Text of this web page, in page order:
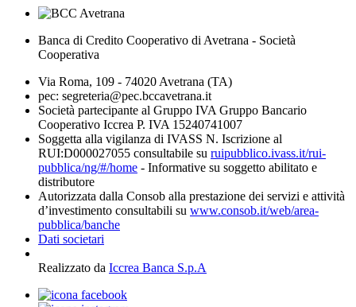
Banca di Credito Cooperativo di Avetrana - Società
Cooperativa
Via Roma, 109 - 74020 Avetrana (TA)
pec: segreteria@pec.bccavetrana.it
Società partecipante al Gruppo IVA Gruppo Bancario
Cooperativo Iccrea P. IVA 15240741007
Soggetta alla vigilanza di IVASS N. Iscrizione al
RUI:D000027055 consultabile su ruipubblico.ivass.it/rui-
pubblica/ng/#/home - Informative su soggetto abilitato e
distributore
Autorizzata dalla Consob alla prestazione dei servizi e attività
d’investimento consultabili su www.consob.it/web/area-
pubblica/banche
Dati societari
Realizzato da Iccrea Banca S.p.A